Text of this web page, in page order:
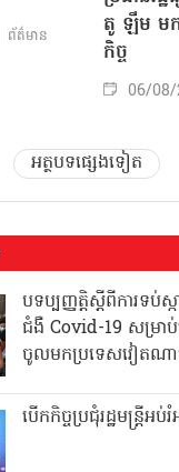
ព័ត៌មាន
តូ ឡឹម ម
កិច្ច
06/
អត្ថបទផ្សេងទៀត
បទប្បញ្ញត្តិស្តីពីការទប់ស្ក
ជំងឺ Covid-19 សម្រា
ចូលមកប្រទេសវៀតណ
បើកកិច្ចប្រជុំរដ្ឋមន្ត្រី